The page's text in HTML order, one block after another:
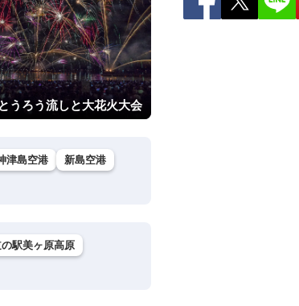
うろう流しと大花火大会
津島空港
新島空港
駅美ヶ原高原